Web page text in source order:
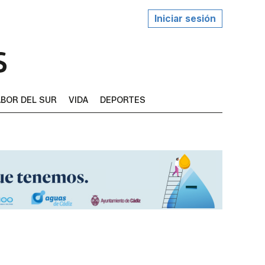
Iniciar sesión
DEL SUR VIDA DEPORTES